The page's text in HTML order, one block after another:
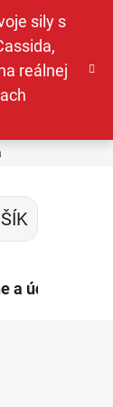
sily s
reálnej
a údržba